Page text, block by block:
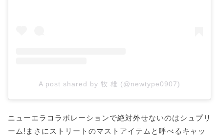
A post shared by 牧 雄 (@newtype0907)
ニューエラコラボレーションで絶対外せないのはシュプリ
ーム!まさにストリートのマストアイテムと呼べるキャッ